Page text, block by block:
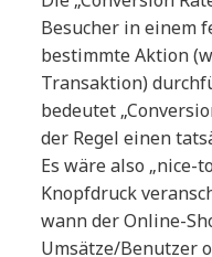
Besucher in einem
bestimmte Aktion
Transaktion)
bedeutet
der Regel einen
Es wäre also „nice-
Knopfdruck
wann der Online-
Umsätze/Benutzer